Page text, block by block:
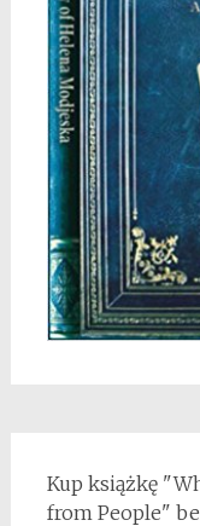
Kup książkę
from People"